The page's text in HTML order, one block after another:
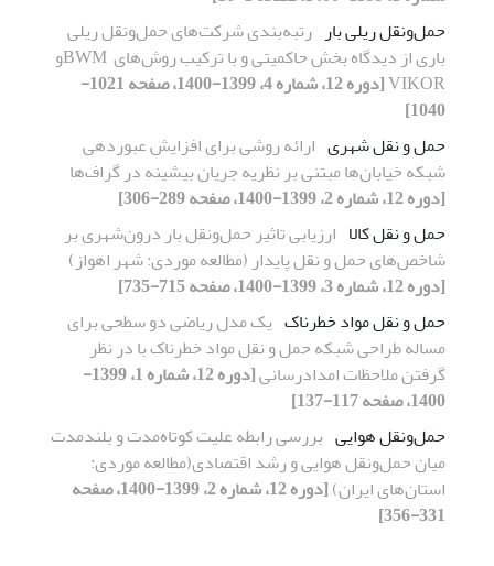
حمل‌ونقل ریلی بار رتبه‌بندی شرکت‌های حمل‌ونقل ریلی
باری از دیدگاه بخش حاکمیتی و با ترکیب روش‌های ‌ BWMو
VIKOR
[دوره 12، شماره 4، 1399-1400، صفحه 1021-
1040]
حمل و نقل شهری ارائه روشی برای افزایش عبوردهی
شبکه خیابان‌ها مبتنی بر نظریه جریان بیشینه در گراف‌ها
[دوره 12، شماره 2، 1399-1400، صفحه 289-306]
حمل و نقل کالا ارزیابی تاثیر حمل‌ونقل بار درون‌شهری بر
شاخص‌های حمل و نقل پایدار (مطالعه موردی: شهر اهواز)
[دوره 12، شماره 3، 1399-1400، صفحه 715-735]
حمل و نقل مواد خطرناک یک مدل ریاضی دو سطحی برای
مساله طراحی شبکه حمل و نقل مواد خطرناک با در نظر
گرفتن ملاحظات امدادرسانی
[دوره 12، شماره 1، 1399-
1400، صفحه 117-137]
حمل‌ونقل هوایی بررسی رابطه علیت کوتاه‌مدت و بلندمدت
میان حمل‌ونقل هوایی و رشد اقتصادی(مطالعه موردی:
استان‌های ایران)
[دوره 12، شماره 2، 1399-1400، صفحه
331-356]